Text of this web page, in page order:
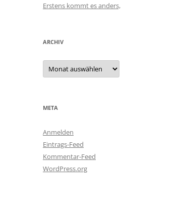
Erstens kommt es anders,
ARCHIV
Archiv
META
Anmelden
Eintrags-Feed
Kommentar-Feed
WordPress.org